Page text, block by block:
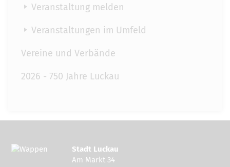
Veranstaltung melden
Veranstaltungen im Umfeld
Vereine und Verbände
2026 - 750 Jahre Luckau
Stadt Luckau
Am Markt 34